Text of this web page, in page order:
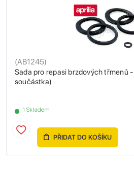
Sada pro repasi brzdových třmenů
součástka)
(AB1245)
1 Skladem
PŘIDAT DO KOŠÍKU